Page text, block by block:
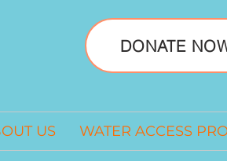
DONATE
US WATER ACCESS